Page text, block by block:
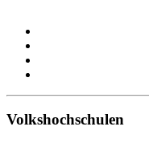
Volkshochschulen